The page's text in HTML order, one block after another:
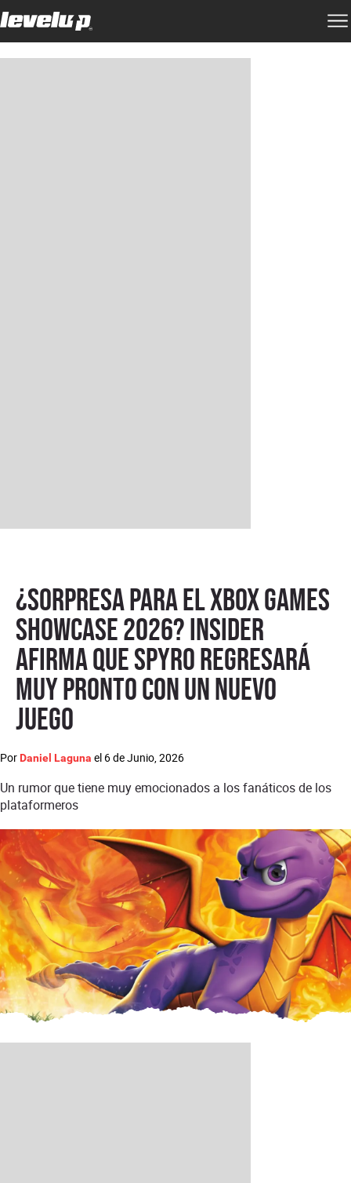
¿Sorpresa para el XBOX Games
Showcase 2026? Insider
afirma que Spyro regresará
muy pronto con un nuevo
juego
Por Daniel Laguna el 6 de Junio, 2026
Un rumor que tiene muy emocionados a los fanáticos de los
plataformeros